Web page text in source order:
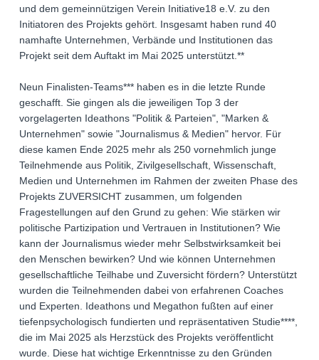
und dem gemeinnützigen Verein Initiative18 e.V. zu den
Initiatoren des Projekts gehört. Insgesamt haben rund 40
namhafte Unternehmen, Verbände und Institutionen das
Projekt seit dem Auftakt im Mai 2025 unterstützt.**
Neun Finalisten-Teams*** haben es in die letzte Runde
geschafft. Sie gingen als die jeweiligen Top 3 der
vorgelagerten Ideathons "Politik & Parteien", "Marken &
Unternehmen" sowie "Journalismus & Medien" hervor. Für
diese kamen Ende 2025 mehr als 250 vornehmlich junge
Teilnehmende aus Politik, Zivilgesellschaft, Wissenschaft,
Medien und Unternehmen im Rahmen der zweiten Phase des
Projekts ZUVERSICHT zusammen, um folgenden
Fragestellungen auf den Grund zu gehen: Wie stärken wir
politische Partizipation und Vertrauen in Institutionen? Wie
kann der Journalismus wieder mehr Selbstwirksamkeit bei
den Menschen bewirken? Und wie können Unternehmen
gesellschaftliche Teilhabe und Zuversicht fördern? Unterstützt
wurden die Teilnehmenden dabei von erfahrenen Coaches
und Experten. Ideathons und Megathon fußten auf einer
tiefenpsychologisch fundierten und repräsentativen Studie****,
die im Mai 2025 als Herzstück des Projekts veröffentlicht
wurde. Diese hat wichtige Erkenntnisse zu den Gründen